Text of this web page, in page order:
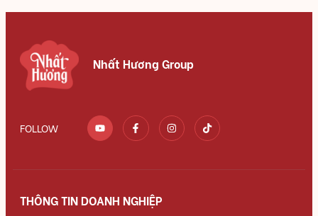
Nhất Hương Group
FOLLOW
THÔNG TIN DOANH NGHIỆP